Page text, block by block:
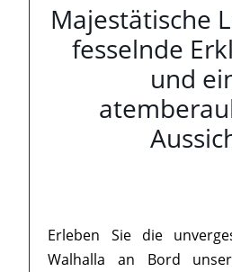
Majestätische
fesselnde
und
Erleben Sie die
Walhalla an Bord